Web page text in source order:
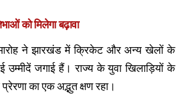
को मिलेगा बढ़ावा
ने झारखंड में क्रिकेट और अन्य खेलों के
जगाई हैं। राज्य के युवा खिलाड़ियों के
का एक अद्भुत क्षण रहा।